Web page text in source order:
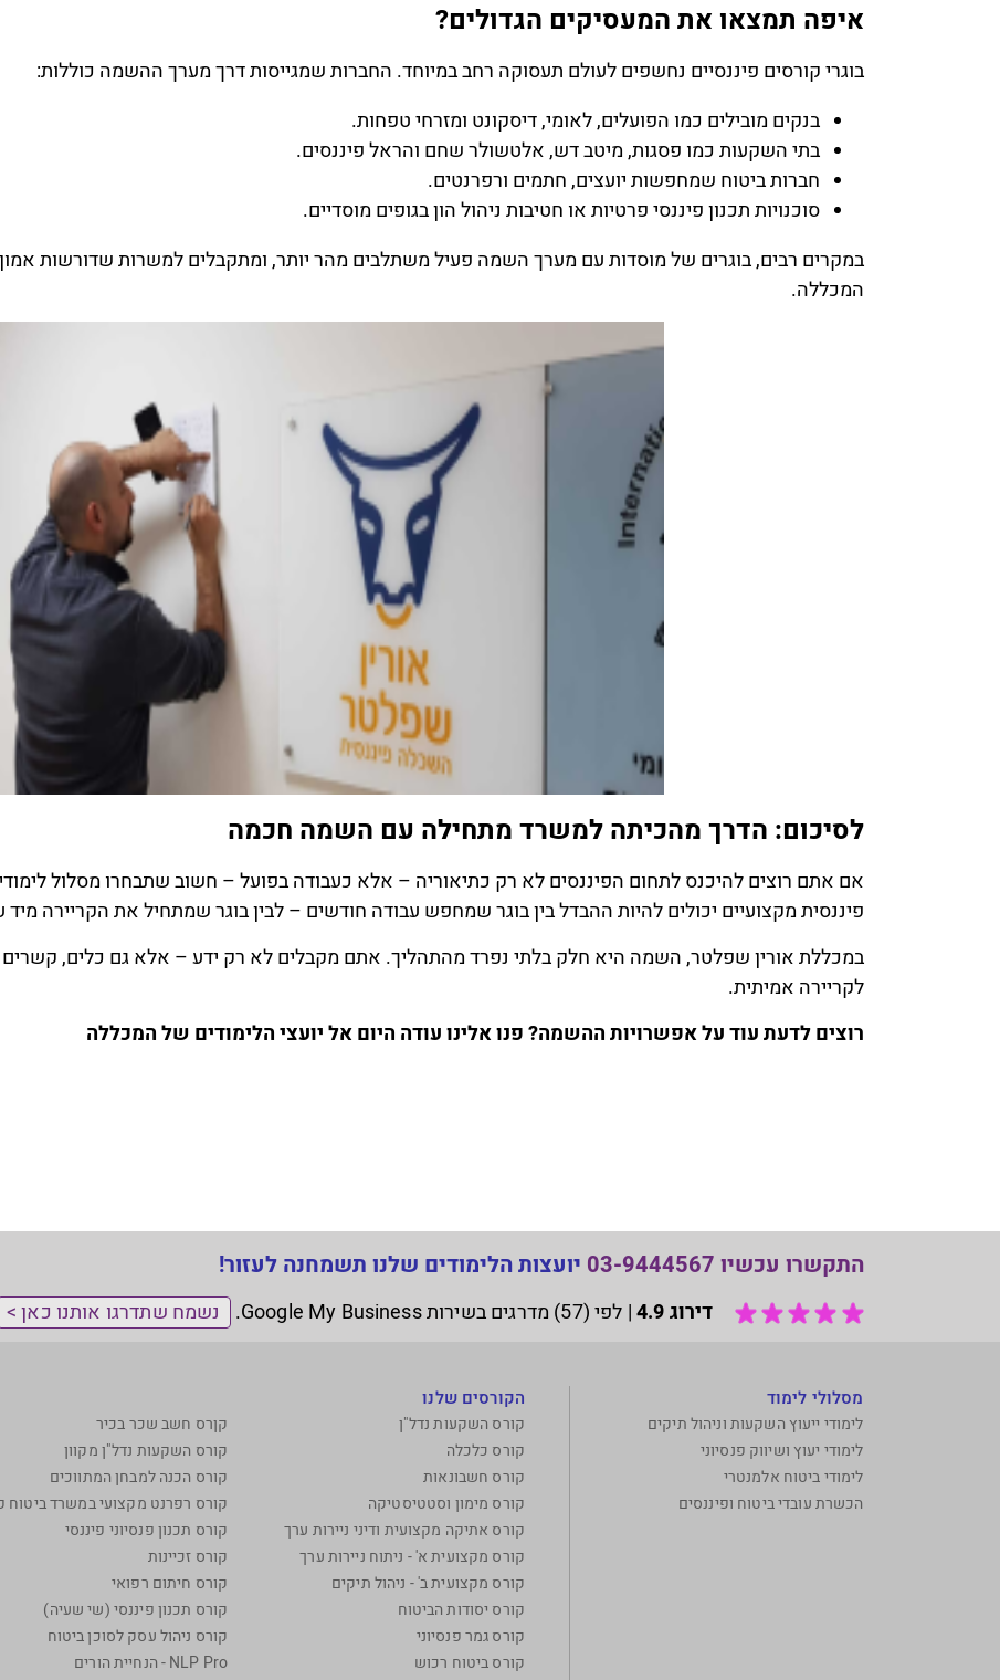
איפה תמצאו את המעסיקים הגדולים?
בוגרי קורסים פיננסיים נחשפים לעולם תעסוקה רחב במיוחד. החברות שמגייסות דרך מערך ההשמה כוללות:
בנקים מובילים כמו הפועלים, לאומי, דיסקונט ומזרחי טפחות.
בתי השקעות כמו פסגות, מיטב דש, אלטשולר שחם והראל פיננסים.
חברות ביטוח שמחפשות יועצים, חתמים ורפרנטים.
סוכנויות תכנון פיננסי פרטיות או חטיבות ניהול הון בגופים מוסדיים.
במקרים רבים, בוגרים של מוסדות עם מערך השמה פעיל משתלבים מהר יותר, ומתקבלים למשרות שדורשות אמון
המכללה.
לסיכום: הדרך מהכיתה למשרד מתחילה עם השמה חכמה
אם אתם רוצים להיכנס לתחום הפיננסים לא רק כתיאוריה – אלא כעבודה בפועל – חשוב שתבחרו מסלול
פיננסית מקצועיים יכולים להיות ההבדל בין בוגר שמחפש עבודה חודשים – לבין בוגר שמתחיל את הקריירה
במכללת אורין שפלטר, השמה היא חלק בלתי נפרד מהתהליך. אתם מקבלים לא רק ידע – אלא גם כלים, קשרים
לקריירה אמיתית.
רוצים לדעת עוד על אפשרויות ההשמה? פנו אלינו עודה היום אל יועצי הלימודים של המכללה
התקשרו עכשיו 03-9444567 יועצות הלימודים שלנו תשמחנה לעזור!
דירוג 4.9 | לפי (57) מדרגים בשירות Google My Business. נשמח שתדרגו אותנו כאן >
מסלולי לימוד
לימודי ייעוץ השקעות וניהול תיקים
לימודי יעוץ ושיווק פנסיוני
לימודי ביטוח אלמנטרי
הכשרת עובדי ביטוח ופיננסים
הקורסים שלנו
קורס השקעות נדל"ן
קורס כלכלה
קורס חשבונאות
קורס מימון וסטטיסטיקה
קורס אתיקה מקצועית ודיני ניירות ערך
קורס מקצועית א' - ניתוח ניירות ערך
קורס מקצועית ב' - ניהול תיקים
קורס יסודות הביטוח
קורס גמר פנסיוני
קורס ביטוח רכוש
קןרס חשב שכר בכיר
קורס השקעות נדל"ן מקוון
קורס הכנה למבחן המתווכים
קורס רפרנט מקצועי במשרד ביטוח
קורס תכנון פנסיוני פיננסי
קורס זכיינות
קורס חיתום רפואי
קורס תכנון פיננסי (שי שעיה)
קורס ניהול עסק לסוכן ביטוח
NLP Pro - הנחיית הורים